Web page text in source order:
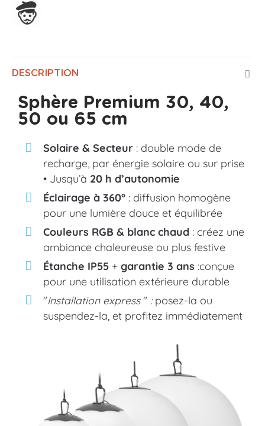
DESCRIPTION
Sphère Premium 30, 40,
50 ou 65 cm ​
Solaire & Secteur : double mode de
recharge, par énergie solaire ou sur prise
• Jusqu’à 20 h d’autonomie
Éclairage à 360° : diffusion homogène
pour une lumière douce et équilibrée
Couleurs RGB & blanc chaud : créez une
ambiance chaleureuse ou plus festive
Étanche IP55 +garantie 3 ans :conçue
pour une utilisation extérieure durable
"Installation express" :posez-la ou
suspendez-la, et profitez immédiatement